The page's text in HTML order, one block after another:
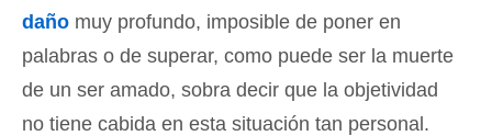
daño muy profundo, imposible de poner en
palabras o de superar, como puede ser la muerte
de un ser amado, sobra decir que la objetividad
no tiene cabida en esta situación tan personal.